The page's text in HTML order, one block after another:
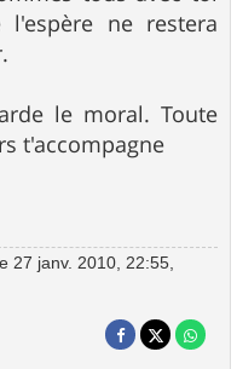
ne restera
le moral. Toute
t'accompagne
27 janv. 2010, 22:55,